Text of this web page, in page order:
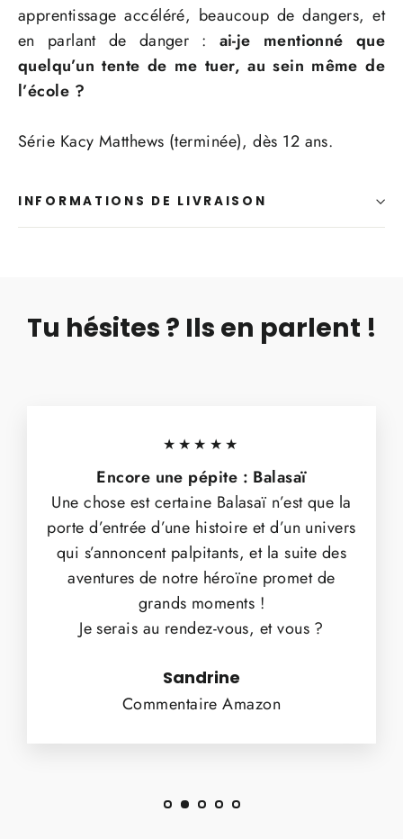
apprentissage accéléré, beaucoup de dangers, et
en parlant de danger : ai-je mentionné que
quelqu’un tente de me tuer, au sein même de
l’école ?
Série Kacy Matthews (terminée), dès 12 ans.
INFORMATIONS DE LIVRAISON
Tu hésites ? Ils en parlent !
★★★★★
Encore une pépite : Balasaï
Une chose est certaine Balasaï n’est que la
porte d’entrée d’une histoire et d’un univers
qui s’annoncent palpitants, et la suite des
aventures de notre héroïne promet de
grands moments !
Je serais au rendez-vous, et vous ?
Sandrine
Commentaire Amazon